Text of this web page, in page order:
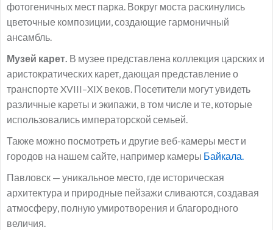
фотогеничных мест парка. Вокруг моста раскинулись
цветочные композиции, создающие гармоничный
ансамбль.
Музей карет. В музее представлена коллекция царских и
аристократических карет, дающая представление о
транспорте XVIII–XIX веков. Посетители могут увидеть
различные кареты и экипажи, в том числе и те, которые
использовались императорской семьей.
Также можно посмотреть и другие веб-камеры мест и
городов на нашем сайте, например камеры Байкала.
Павловск — уникальное место, где историческая
архитектура и природные пейзажи сливаются, создавая
атмосферу, полную умиротворения и благородного
величия.